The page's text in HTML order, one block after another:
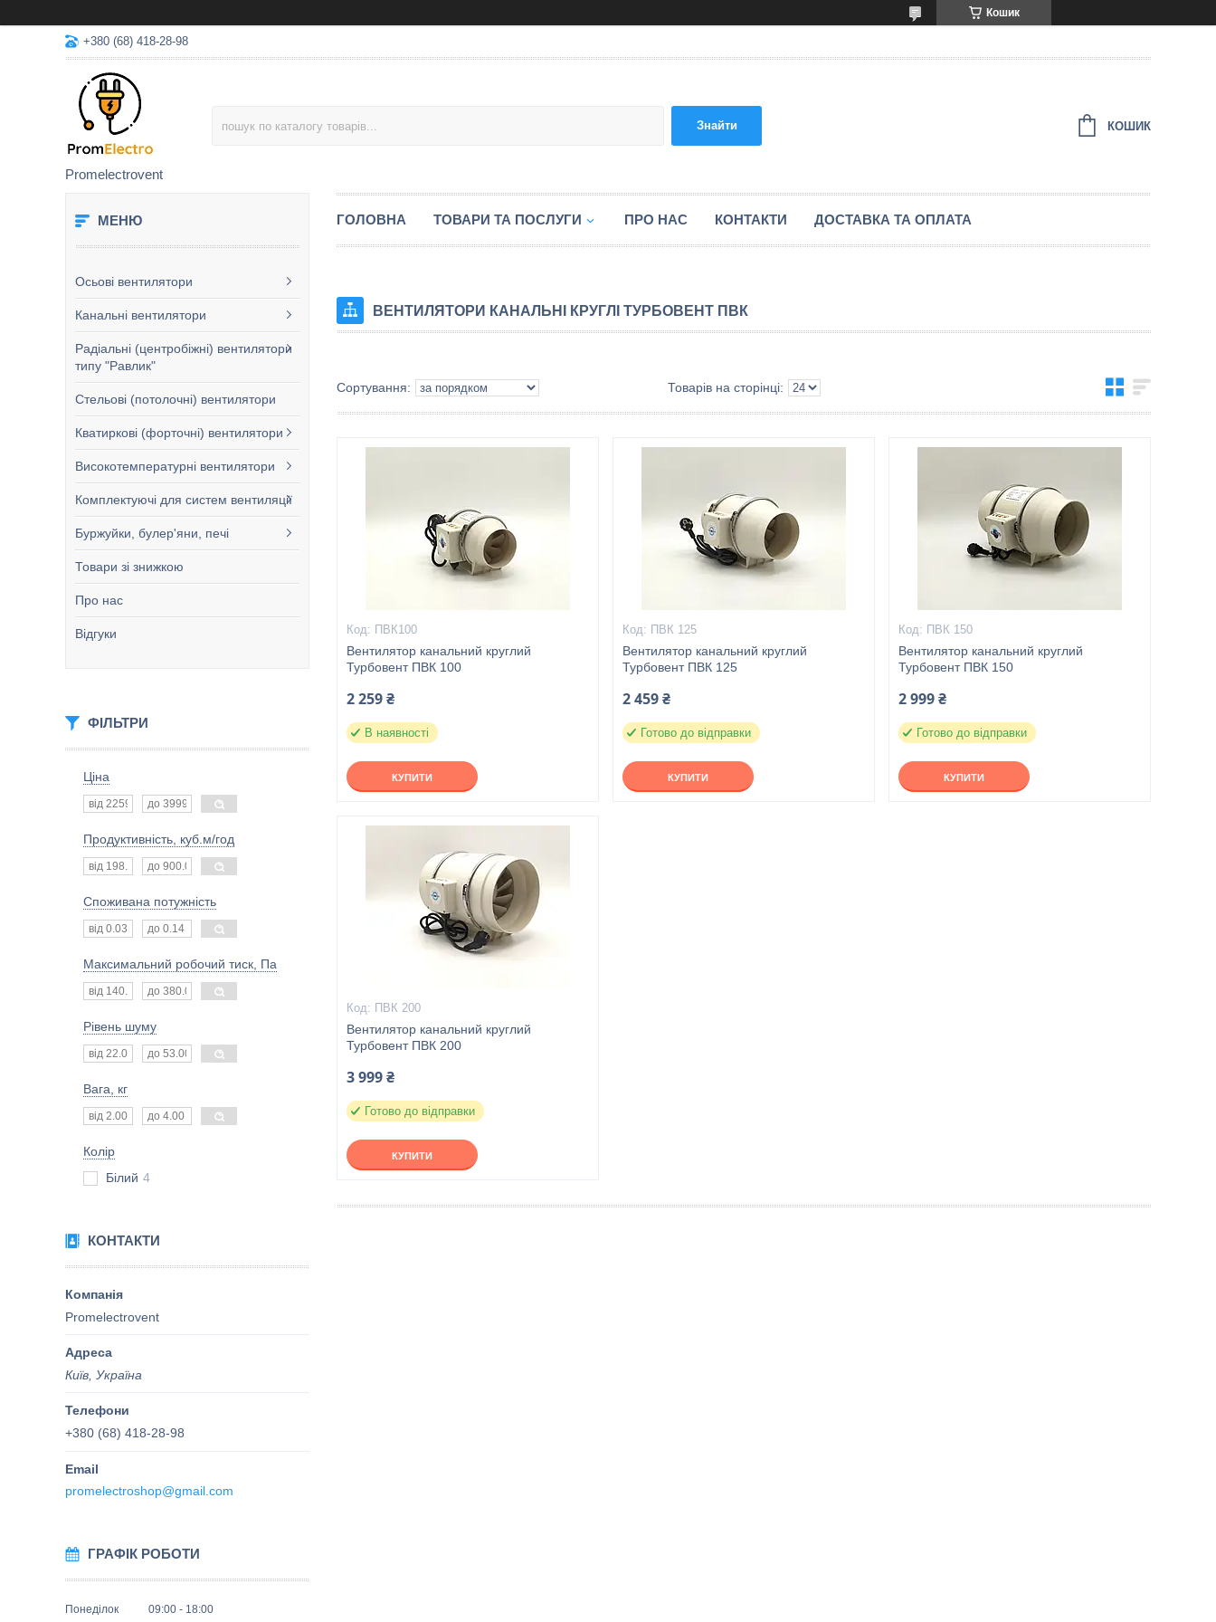
Кошик
+380 (68) 418-28-98
Promelectrovent
Знайти КОШИК
Осьові вентилятори
Канальні вентилятори
Радіальні (центробіжні) вентилятори
типу "Равлик"
Стельові (потолочні) вентилятори
Кватиркові (форточні) вентилятори
Високотемпературні вентилятори
Комплектуючі для систем вентиляції
Буржуйки, булер'яни, печі
Товари зі знижкою
Про нас
Відгуки
ФІЛЬТРИ
Ціна
Продуктивність, куб.м/год
Споживана потужність
Максимальний робочий тиск, Па
Рівень шуму
Вага, кг
Колір
Білий 4
КОНТАКТИ
Promelectrovent
Київ, Україна
+380 (68) 418-28-98
promelectroshop@gmail.com
ГРАФІК РОБОТИ
Понеділок 09:00 18:00
ГОЛОВНА ТОВАРИ ТА ПОСЛУГИ ПРО НАС КОНТАКТИ ДОСТАВКА ТА ОПЛАТА
ВЕНТИЛЯТОРИ КАНАЛЬНІ КРУГЛІ ТУРБОВЕНТ ПВК
ПВК100
Вентилятор канальний круглий
Турбовент ПВК 100
2 259 ₴
В наявності
КУПИТИ
ПВК 125
Вентилятор канальний круглий
Турбовент ПВК 125
2 459 ₴
Готово до відправки
КУПИТИ
ПВК 150
Вентилятор канальний круглий
Турбовент ПВК 150
2 999 ₴
Готово до відправки
КУПИТИ
ПВК 200
Вентилятор канальний круглий
Турбовент ПВК 200
3 999 ₴
Готово до відправки
КУПИТИ